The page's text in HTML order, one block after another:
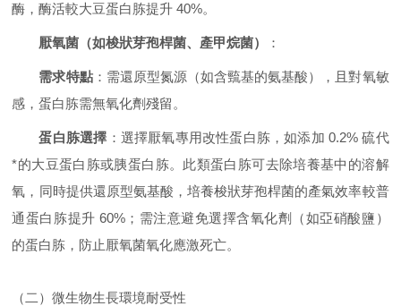
酶，酶活較大豆蛋白胨提升 40%。
厭氧菌（如梭狀芽孢桿菌、產甲烷菌） ：
需求特點：需還原型氮源（如含巰基的氨基酸），且對氧敏
感，蛋白胨需無氧化劑殘留。
蛋白胨選擇 ：選擇厭氧專用改性蛋白胨，如添加 0.2% 硫代
*的大豆蛋白胨或胰蛋白胨。此類蛋白胨可去除培養基中的溶解
氧，同時提供還原型氨基酸，培養梭狀芽孢桿菌的產氣效率較普
通蛋白胨提升 60%；需注意避免選擇含氧化劑（如亞硝酸鹽）
的蛋白胨，防止厭氧菌氧化應激死亡。
（二）微生物生長環境耐受性